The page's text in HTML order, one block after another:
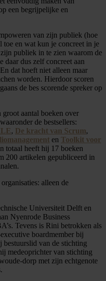
een begrijpelijke en
van zijn publiek (hoe
toe en wat kun je concreet in je
publiek in te zien waarom de
daar dus zelf concreet aan
dat hoeft niet alleen maar
worden. Hierdoor scoren
de bes scorende spreker op
groot aantal boeken over
de bestsellers:
, De kracht van Scrum,
en Toolkit voor
totaal heeft hij 17 boeken
200 artikelen gepubliceerd in
alleen de
Universiteit Delft en
Nyenrode Business
Tevens is Rini betrokken als
boardmember bij
van de stichting
medeoprichter van stichting
dorp met zijn echtgenote